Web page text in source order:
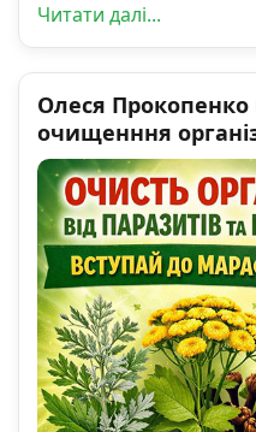
Читати далі...
Олеся
очищенння